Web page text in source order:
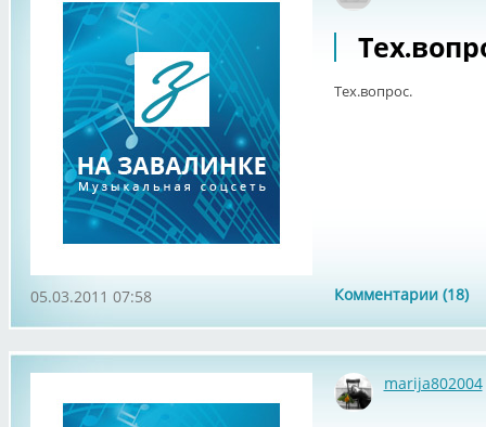
Тех.вопрос.
Комментарии (18)
05.03.2011 07:58
marija802004